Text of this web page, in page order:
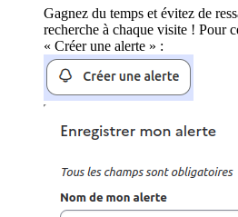
Gagnez du temps et évitez de
recherche à chaque visite ! Pour
« Créer une alerte » :